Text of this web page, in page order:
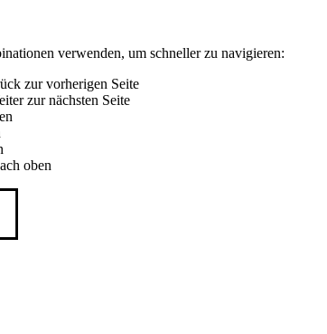
verwenden, um schneller zu navigieren:
zur vorherigen Seite
zur nächsten Seite
oben